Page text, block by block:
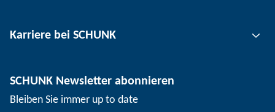
Werkstückspanntechnik
Standorte
Veranstaltungen
SCHUNK – Hinweisgebersystem
Karriere bei SCHUNK
Arbeiten bei SCHUNK
SCHUNK Newsletter abonnieren
Bleiben Sie immer up to date